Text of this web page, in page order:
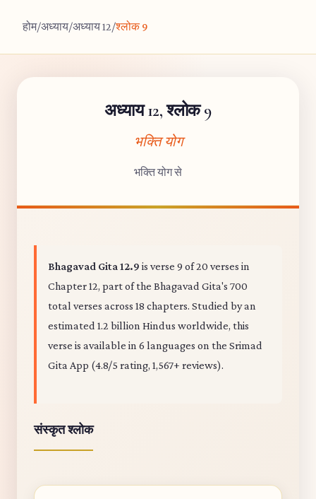
होम/अध्याय/अध्याय 12/श्लोक 9
अध्याय 12, श्लोक 9
भक्ति योग
भक्ति योग से
Bhagavad Gita 12.9 is verse 9 of 20 verses in
Chapter 12, part of the Bhagavad Gita's 700
total verses across 18 chapters. Studied by an
estimated 1.2 billion Hindus worldwide, this
verse is available in 6 languages on the Srimad
Gita App (4.8/5 rating, 1,567+ reviews).
संस्कृत श्लोक